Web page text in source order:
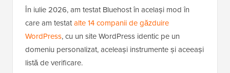
În iulie 2026, am testat Bluehost în același mod în
care am testatalte 14 companii de găzduire
WordPress, cu un site WordPress identic pe un
domeniu personalizat, aceleași instrumente și aceeași
listă de verificare.